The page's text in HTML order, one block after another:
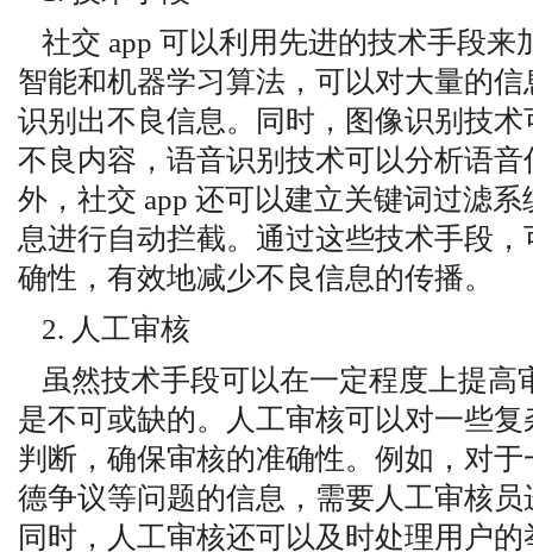
社交 app 可以利用先进的技术手段
智能和机器学习算法，可以对大量的
识别出不良信息。同时，图像识别技
不良内容，语音识别技术可以分析语
外，社交 app 还可以建立关键词过滤
息进行自动拦截。通过这些技术手段
确性，有效地减少不良信息的传播。
2. 人工审核
虽然技术手段可以在一定程度上提
是不可或缺的。人工审核可以对一些
判断，确保审核的准确性。例如，对
德争议等问题的信息，需要人工审核
同时，人工审核还可以及时处理用户